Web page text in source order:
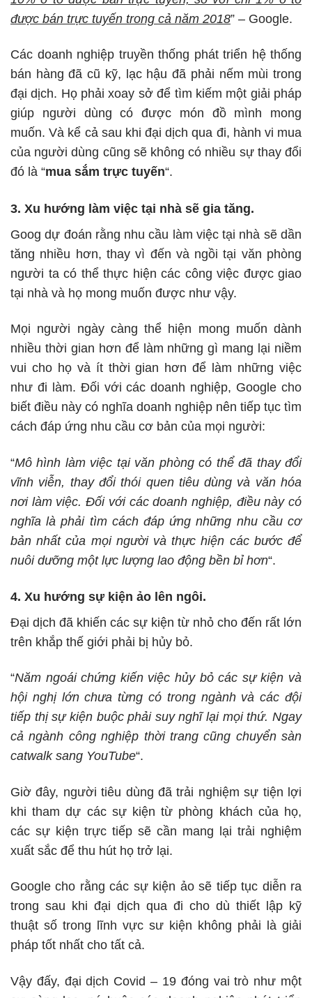
được bán trực tuyến trong cả năm 2018” – Google.
Các doanh nghiệp truyền thống phát triển hệ thống
bán hàng đã cũ kỹ, lạc hậu đã phải nếm mùi trong
đại dịch. Họ phải xoay sở để tìm kiếm một giải pháp
giúp người dùng có được món đồ mình mong
muốn. Và kể cả sau khi đại dịch qua đi, hành vi mua
của người dùng cũng sẽ không có nhiều sự thay đổi
đó là “mua sắm trực tuyến“.
3. Xu hướng làm việc tại nhà sẽ gia tăng.
Goog dự đoán rằng nhu cầu làm việc tại nhà sẽ dần
tăng nhiều hơn, thay vì đến và ngồi tại văn phòng
người ta có thể thực hiện các công việc được giao
tại nhà và họ mong muốn được như vậy.
Mọi người ngày càng thể hiện mong muốn dành
nhiều thời gian hơn để làm những gì mang lại niềm
vui cho họ và ít thời gian hơn để làm những việc
như đi làm. Đối với các doanh nghiệp, Google cho
biết điều này có nghĩa doanh nghiệp nên tiếp tục tìm
cách đáp ứng nhu cầu cơ bản của mọi người:
“Mô hình làm việc tại văn phòng có thể đã thay đổi
vĩnh viễn, thay đổi thói quen tiêu dùng và văn hóa
nơi làm việc. Đối với các doanh nghiệp, điều này có
nghĩa là phải tìm cách đáp ứng những nhu cầu cơ
bản nhất của mọi người và thực hiện các bước để
nuôi dưỡng một lực lượng lao động bền bỉ hơn“.
4. Xu hướng sự kiện ảo lên ngôi.
Đại dịch đã khiến các sự kiện từ nhỏ cho đến rất lớn
trên khắp thế giới phải bị hủy bỏ.
“Năm ngoái chứng kiến ​​việc hủy bỏ các sự kiện và
hội nghị lớn chưa từng có trong ngành và các đội
tiếp thị sự kiện buộc phải suy nghĩ lại mọi thứ. Ngay
cả ngành công nghiệp thời trang cũng chuyển sàn
catwalk sang YouTube“.
Giờ đây, người tiêu dùng đã trải nghiệm sự tiện lợi
khi tham dự các sự kiện từ phòng khách của họ,
các sự kiện trực tiếp sẽ cần mang lại trải nghiệm
xuất sắc để thu hút họ trở lại.
Google cho rằng các sự kiện ảo sẽ tiếp tục diễn ra
trong sau khi đại dịch qua đi cho dù thiết lập kỹ
thuật số trong lĩnh vực sư kiện không phải là giải
pháp tốt nhất cho tất cả.
Vậy đấy, đại dịch Covid – 19 đóng vai trò như một